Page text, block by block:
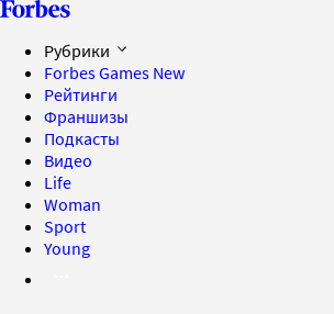
Рубрики
Forbes Games New
Рейтинги
Франшизы
Подкасты
Видео
Life
Woman
Sport
Young